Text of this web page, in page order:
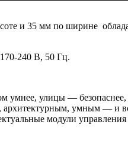
и 35 мм по ширине
240 В, 50 Гц.
умнее, улицы —
умным — и
модули